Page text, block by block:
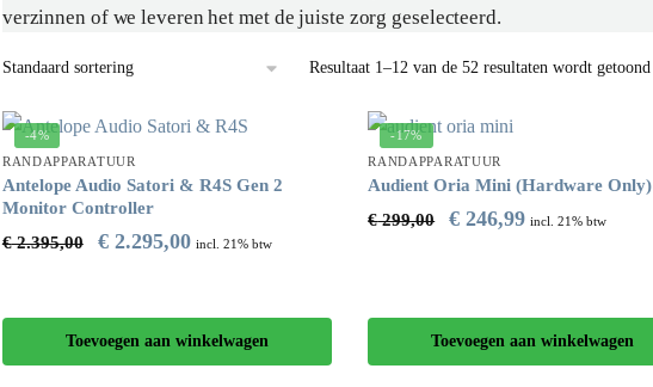
verzinnen of we leveren het met de juiste zorg geselecteerd.
Resultaat 1–12 van de 52 resultaten wordt getoond
-4%
RANDAPPARATUUR
Antelope Audio Satori & R4S Gen 2
Monitor Controller
€2.395,00 €2.295,00 incl. 21% btw
Toevoegen aan winkelwagen
-17%
RANDAPPARATUUR
Audient Oria Mini (Hardware Only)
€299,00 € 246,99 incl. 21% btw
Toevoegen aan winkelwagen